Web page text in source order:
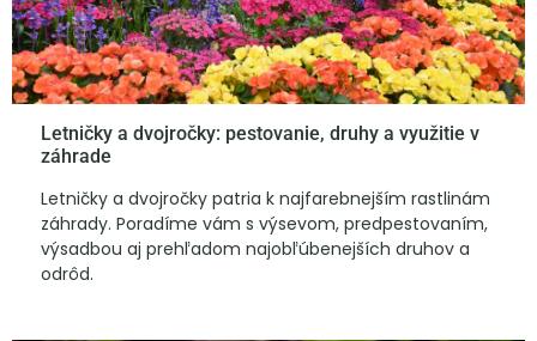
Letničky a dvojročky: pestovanie, druhy a využitie v
záhrade
Letničky a dvojročky patria k najfarebnejším rastlinám
záhrady. Poradíme vám s výsevom, predpestovaním,
výsadbou aj prehľadom najobľúbenejších druhov a
odrôd.